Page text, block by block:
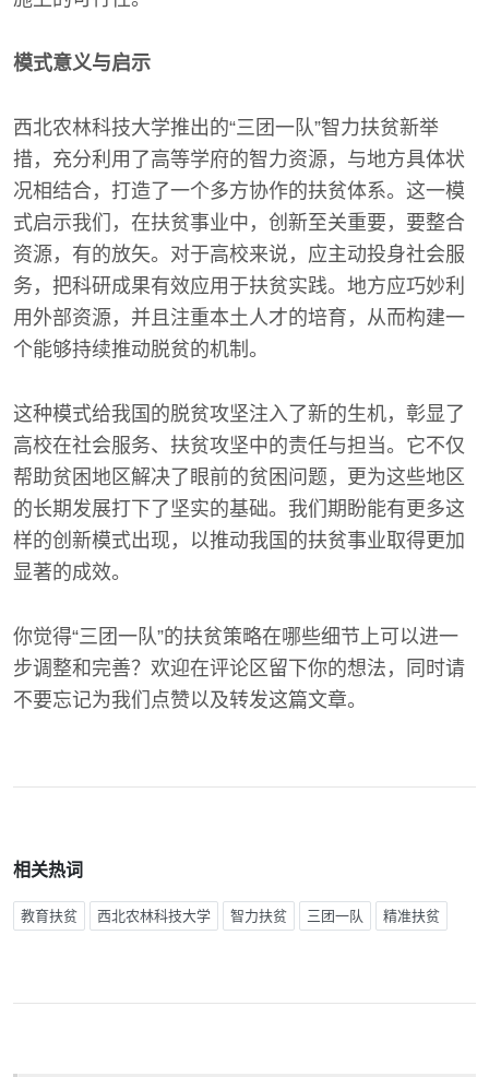
模式意义与启示
西北农林科技大学推出的“三团一队”智力扶贫新举
措，充分利用了高等学府的智力资源，与地方具体状
况相结合，打造了一个多方协作的扶贫体系。这一模
式启示我们，在扶贫事业中，创新至关重要，要整合
资源，有的放矢。对于高校来说，应主动投身社会服
务，把科研成果有效应用于扶贫实践。地方应巧妙利
用外部资源，并且注重本土人才的培育，从而构建一
个能够持续推动脱贫的机制。
这种模式给我国的脱贫攻坚注入了新的生机，彰显了
高校在社会服务、扶贫攻坚中的责任与担当。它不仅
帮助贫困地区解决了眼前的贫困问题，更为这些地区
的长期发展打下了坚实的基础。我们期盼能有更多这
样的创新模式出现，以推动我国的扶贫事业取得更加
显著的成效。
你觉得“三团一队”的扶贫策略在哪些细节上可以进一
步调整和完善？欢迎在评论区留下你的想法，同时请
不要忘记为我们点赞以及转发这篇文章。
相关热词
教育扶贫 西北农林科技大学 智力扶贫 三团一队 精准扶贫